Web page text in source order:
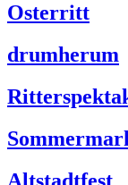
Osterritt
drumherum